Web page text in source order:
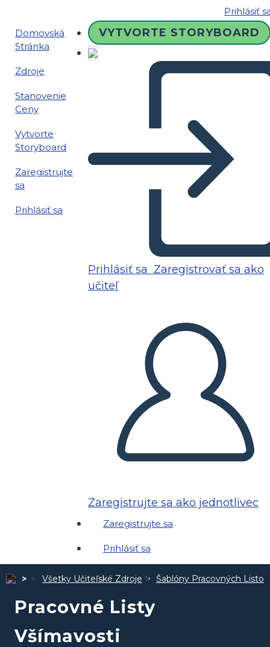
Prihlásiť
Domovská
Stránka
Zdroje
Stanovenie
Ceny
Vytvorte
Storyboard
Zaregistrujte
sa
Prihlásiť sa
VYTVORTE STORYBOARD
Prihlásiť sa Zaregistrovať sa ako
učiteľ
Zaregistrujte sa ako jednotlivec
Zaregistrujte sa
Prihlásiť sa
Všetky Učiteľské Zdroje Šablóny Pracovných Listov
Pracovné Listy
Všímavosti